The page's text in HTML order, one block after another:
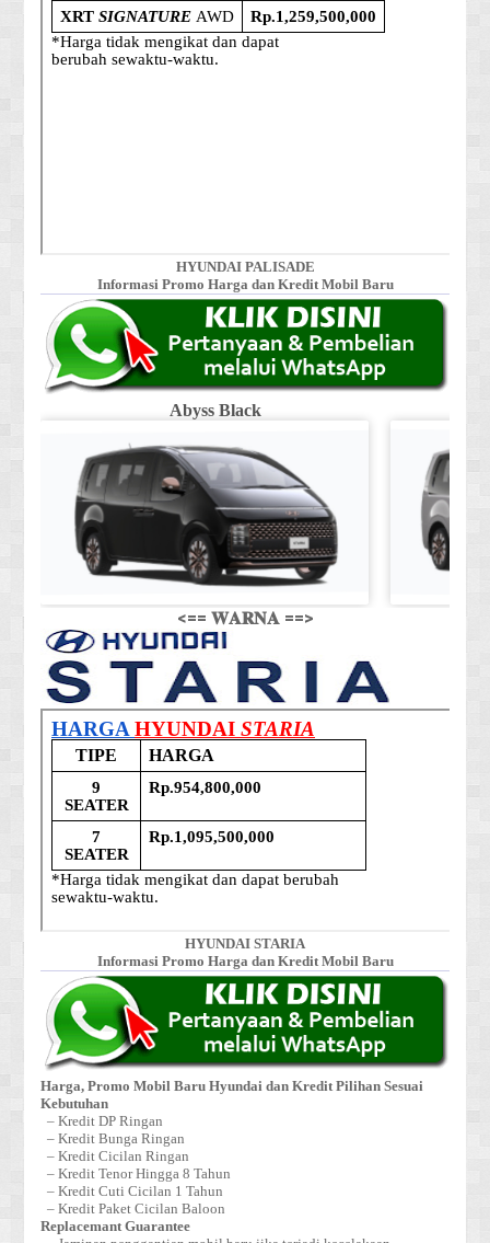
HYUNDAI PALISADE
Informasi Promo Harga dan Kredit Mobil Baru
Abyss Black
<== 𝐖𝐀𝐑𝐍𝐀 ==>
HYUNDAI STARIA
Informasi Promo Harga dan Kredit Mobil Baru
Harga, Promo Mobil Baru Hyundai dan Kredit Pilihan Sesuai
Kebutuhan
– Kredit DP Ringan
– Kredit Bunga Ringan
– Kredit Cicilan Ringan
– Kredit Tenor Hingga 8 Tahun
– Kredit Cuti Cicilan 1 Tahun
– Kredit Paket Cicilan Baloon
Replacemant Guarantee